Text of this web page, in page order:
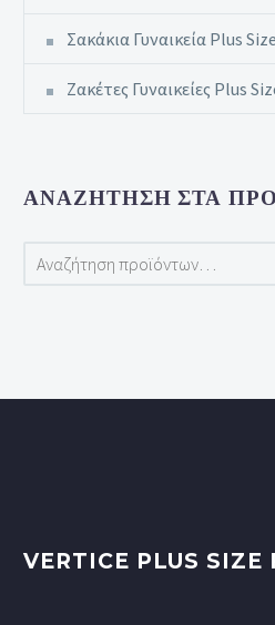
Σακάκια Γυναικεία Plus Size
Ζακέτες Γυναικείες Plus
ΑΝΑΖΉΤΗΣΗ ΣΤΑ
VERTICE PLUS SIZE